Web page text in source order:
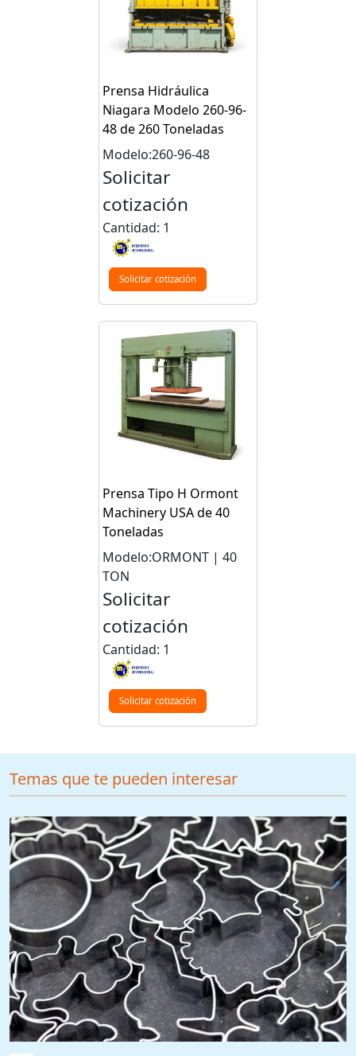
Prensa Hidráulica
Niagara Modelo 260-96-
48 de 260 Toneladas
Modelo:260-96-48
Solicitar
cotización
Cantidad: 1
Solicitar cotización
Prensa Tipo H Ormont
Machinery USA de 40
Toneladas
Modelo:ORMONT | 40
TON
Solicitar
cotización
Cantidad: 1
Solicitar cotización
Temas que te pueden interesar